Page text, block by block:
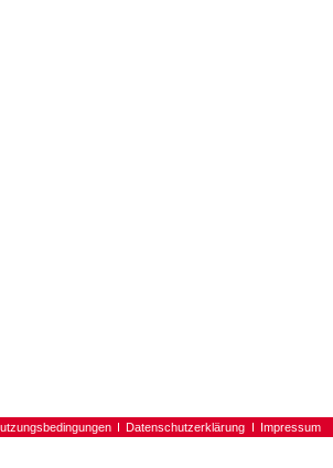
Datenschutzerklärung Impressum